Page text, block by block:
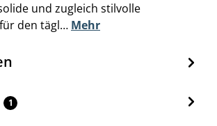
und zugleich stilvolle
den tägl… Mehr
1